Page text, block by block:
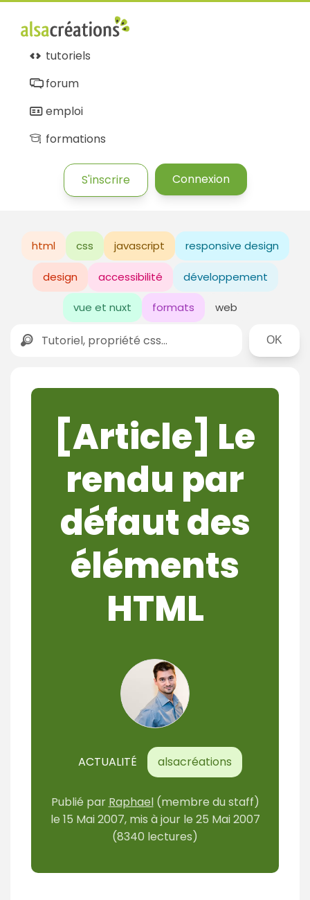
tutoriels
forum
emploi
formations
S'inscrire Connexion
html css javascript responsive design
design accessibilité développement
vue et nuxt formats web
Rechercher
[Article] Le
rendu par
défaut des
éléments
HTML
ACTUALITÉ alsacréations
Publié par Raphael (membre du staff)
le 15 Mai 2007, mis à jour le 25 Mai 2007
(8340 lectures)